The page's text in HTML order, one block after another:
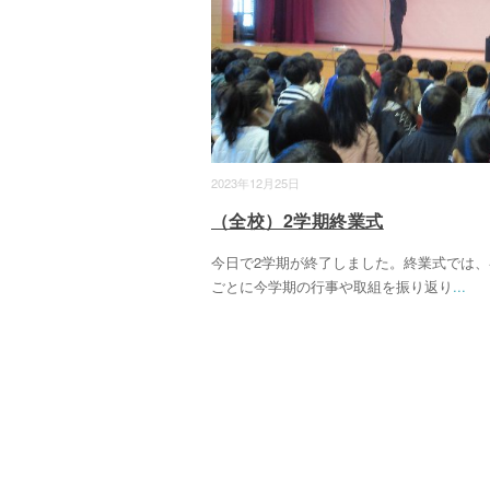
2023年12月25日
（全校）2学期終業式
今日で2学期が終了しました。終業式では
ごとに今学期の行事や取組を振り返り ...